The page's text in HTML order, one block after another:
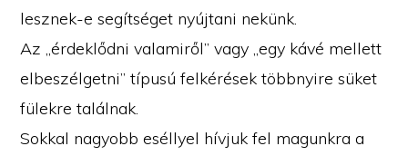
lesznek-e segítséget nyújtani nekünk.
Az „érdeklődni valamiről” vagy „egy kávé mellett
elbeszélgetni” típusú felkérések többnyire süket
fülekre találnak.
Sokkal nagyobb eséllyel hívjuk fel magunkra a